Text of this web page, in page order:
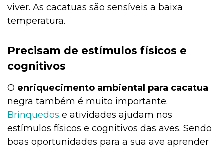
viver. As cacatuas são sensíveis a baixa
temperatura.
Precisam de estímulos físicos e
cognitivos
O enriquecimento ambiental para cacatua
negra também é muito importante.
Brinquedos e atividades ajudam nos
estímulos físicos e cognitivos das aves. Sendo
boas oportunidades para a sua ave aprender